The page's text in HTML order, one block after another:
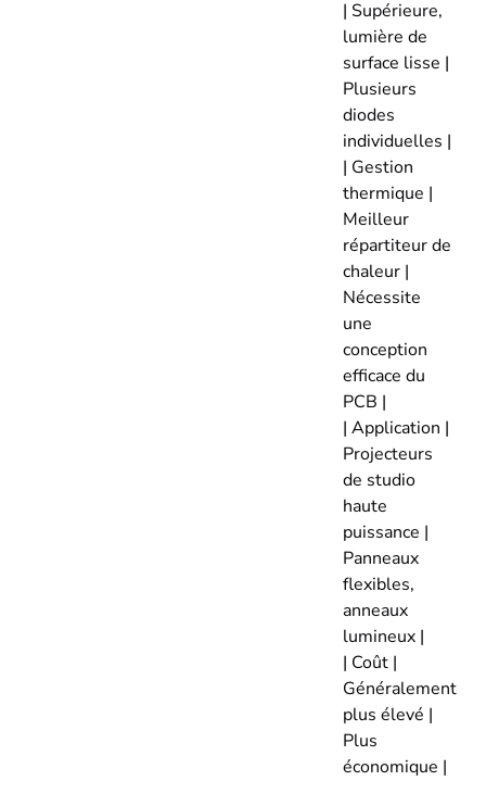
| Supérieure,
lumière de
surface lisse |
Plusieurs
diodes
individuelles |
| Gestion
thermique |
Meilleur
répartiteur de
chaleur |
Nécessite
une
conception
efficace du
PCB |
| Application |
Projecteurs
de studio
haute
puissance |
Panneaux
flexibles,
anneaux
lumineux |
| Coût |
Généralement
plus élevé |
Plus
économique |